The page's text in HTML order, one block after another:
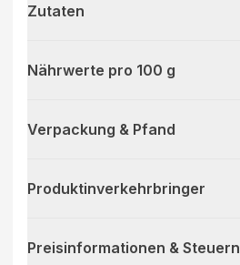
Zutaten
Nährwerte pro 100 g
Verpackung & Pfand
Produktinverkehrbringer
Preisinformationen & Steuern